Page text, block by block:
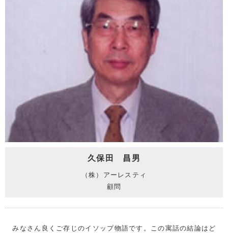
久保田 昌男
（株）アーレスティ
顧問
みなさん良くご存じのイソップ物語です。この寓話の結論はど